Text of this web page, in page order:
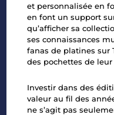
et personnaliséeen
en font un support
qu’afficher sa
ses connaissances
fanas de platines sur
des pochettes de
Investir dans des
valeur au fil des
ne s’agit pas